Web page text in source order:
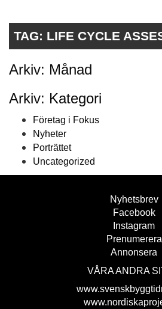
TAG: LIFE CYCLE
Arkiv: Månad
Arkiv: Kategori
Företag i Fokus
Nyheter
Porträttet
Uncategorized
Nyhetsbrev
Facebook
Instagram
Prenumerera
Annonsera
VÅRA ANDRA